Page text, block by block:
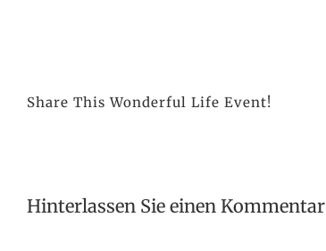
Share This Wonderful Life Event!
Hinterlassen Sie einen Kommentar